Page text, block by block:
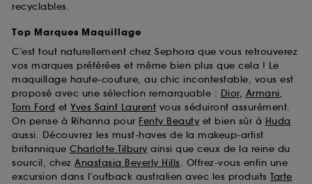
recyclables.
Top Marques Maquillage
C’est tout naturellement chez Sephora que vous retrouverez
vos marques préférées et même bien plus que cela ! Le
maquillage haute-couture, au chic incontestable, vous est
proposé avec une sélection remarquable : Dior, Armani,
Tom Ford et Yves Saint Laurent vous séduiront assurément.
On pense à Rihanna pour Fenty Beauty et bien sûr à Huda
aussi. Découvrez les must-haves de la makeup-artist
britannique Charlotte Tilbury ainsi que ceux de la reine du
sourcil, chez Anastasia Beverly Hills. Offrez-vous enfin une
excursion dans l’outback australien avec les produits Tarte